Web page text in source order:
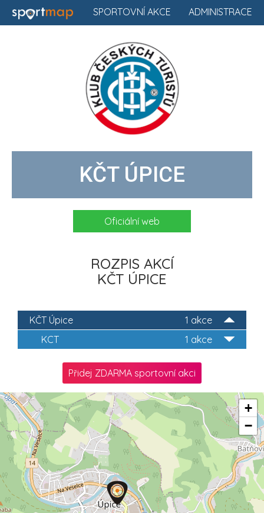
ADMINISTRACE
SPORTOVNÍ AKCE
KČT ÚPICE
Oficiální web
ROZPIS AKCÍ
KČT ÚPICE
1 akce
KČT Úpice
1 akce
KCT
Přidej ZDARMA sportovní akci
+
−